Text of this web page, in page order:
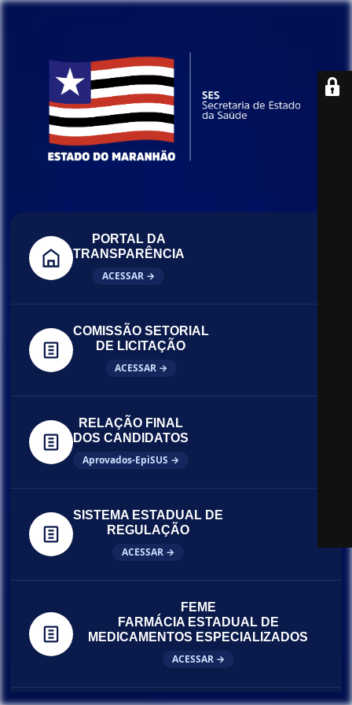
PORTAL DA
TRANSPARÊNCIA
ACESSAR →
COMISSÃO SETORIAL
DE LICITAÇÃO
ACESSAR →
RELAÇÃO FINAL
DOS CANDIDATOS
Aprovados-EpiSUS →
SISTEMA ESTADUAL DE
REGULAÇÃO
ACESSAR →
FEME
FARMÁCIA ESTADUAL DE
MEDICAMENTOS ESPECIALIZADOS
ACESSAR →